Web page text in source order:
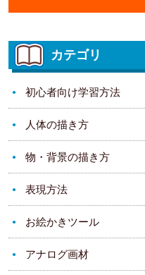
カテゴリ
初心者向け学習方法
人体の描き方
物・背景の描き方
表現方法
お絵かきツール
アナログ画材